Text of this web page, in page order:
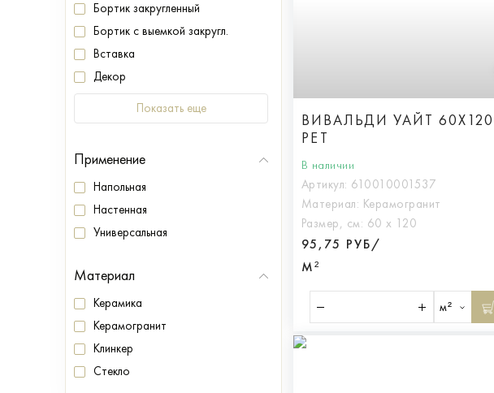
Бортик закругленный
Бортик с выемкой закругл.
Вставка
Декор
Показать еще
Применение
Напольная
Настенная
Универсальная
Материал
Керамика
Керамогранит
Клинкер
Стекло
ВИВАЛЬДИ УАЙТ 60X120
РЕТ
В наличии
Артикул: 610010001537
Материал: Керамогранит
Размер, см: 60 х 120
95,75 РУБ/
М²
м²